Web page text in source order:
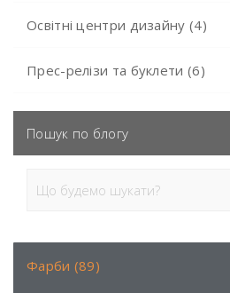
Освітні центри дизайну (4)
Прес-релізи та буклети (6)
Пошук по блогу
Фарби (89)